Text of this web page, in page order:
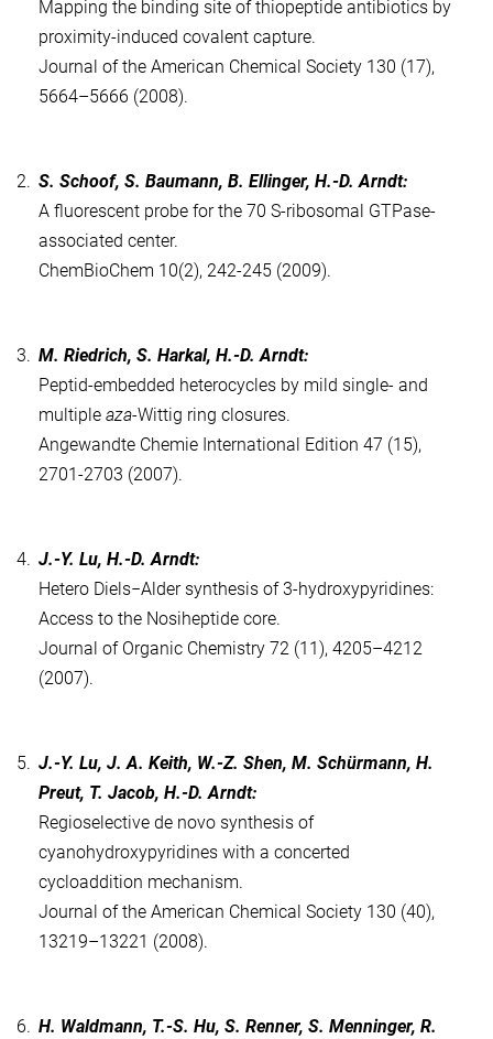
Mapping the binding site of thiopeptide antibiotics by
proximity-induced covalent capture.
Journal of the American Chemical Society 130 (17),
5664–5666 (2008).
2. S. Schoof, S. Baumann, B. Ellinger, H.-D. Arndt:
A fluorescent probe for the 70 S-ribosomal GTPase-
associated center.
ChemBioChem 10(2), 242-245 (2009).
3. M. Riedrich, S. Harkal, H.-D. Arndt:
Peptid-embedded heterocycles by mild single- and
multiple aza-Wittig ring closures.
Angewandte Chemie International Edition 47 (15),
2701-2703 (2007).
4. J.-Y. Lu, H.-D. Arndt:
Hetero Diels−Alder synthesis of 3-hydroxypyridines:
Access to the Nosiheptide core.
Journal of Organic Chemistry 72 (11), 4205–4212
(2007).
5. J.-Y. Lu, J. A. Keith, W.-Z. Shen, M. Schürmann, H.
Preut, T. Jacob, H.-D. Arndt:
Regioselective de novo synthesis of
cyanohydroxypyridines with a concerted
cycloaddition mechanism.
Journal of the American Chemical Society 130 (40),
13219–13221 (2008).
6. H. Waldmann, T.-S. Hu, S. Renner, S. Menninger, R.